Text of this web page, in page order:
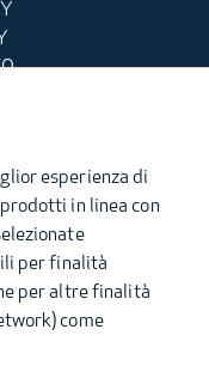
- 40128 Bologna (Italia) -
200.000,00 - Registro
esperienza di
in linea con
per finalità
per altre finalità
come